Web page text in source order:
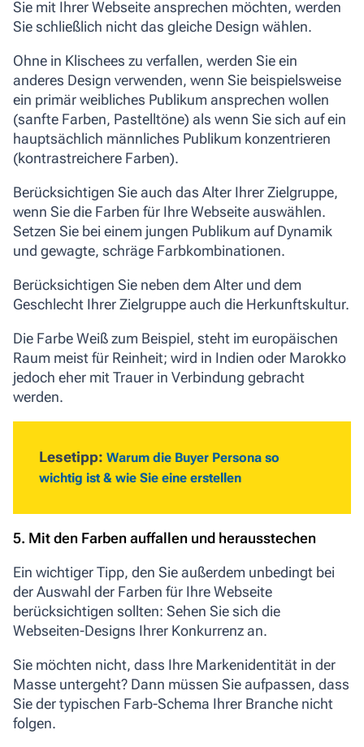
Sie mit Ihrer Webseite ansprechen möchten, werden
Sie schließlich nicht das gleiche Design wählen.
Ohne in Klischees zu verfallen, werden Sie ein
anderes Design verwenden, wenn Sie beispielsweise
ein primär weibliches Publikum ansprechen wollen
(sanfte Farben, Pastelltöne) als wenn Sie sich auf ein
hauptsächlich männliches Publikum konzentrieren
(kontrastreichere Farben).
Berücksichtigen Sie auch das Alter Ihrer Zielgruppe,
wenn Sie die Farben für Ihre Webseite auswählen.
Setzen Sie bei einem jungen Publikum auf Dynamik
und gewagte, schräge Farbkombinationen.
Berücksichtigen Sie neben dem Alter und dem
Geschlecht Ihrer Zielgruppe auch die Herkunftskultur.
Die Farbe Weiß zum Beispiel, steht im europäischen
Raum meist für Reinheit; wird in Indien oder Marokko
jedoch eher mit Trauer in Verbindung gebracht
werden.
Lesetipp: Warum die Buyer Persona so
wichtig ist & wie Sie eine erstellen
5. Mit den Farben auffallen und herausstechen
Ein wichtiger Tipp, den Sie außerdem unbedingt bei
der Auswahl der Farben für Ihre Webseite
berücksichtigen sollten: Sehen Sie sich die
Webseiten-Designs Ihrer Konkurrenz an.
Sie möchten nicht, dass Ihre Markenidentität in der
Masse untergeht? Dann müssen Sie aufpassen, dass
Sie der typischen Farb-Schema Ihrer Branche nicht
folgen.